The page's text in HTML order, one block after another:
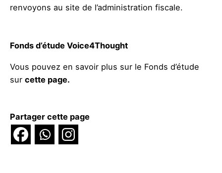
renvoyons au site de l’administration fiscale.
Fonds d’étude Voice4Thought
Vous pouvez en savoir plus sur le Fonds d’étude
sur cette page.
Partager cette page